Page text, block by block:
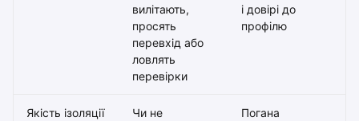
вилітають,
просять
перевхід або
ловлять
перевірки
і довірі до
профілю
Якість ізоляції
Чи не
Погана